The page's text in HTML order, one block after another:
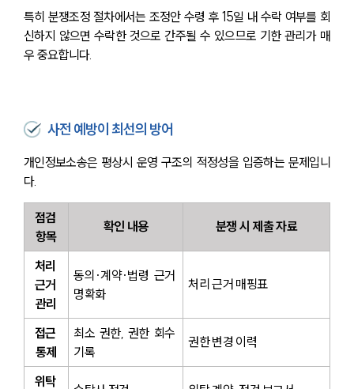
특히 분쟁조정 절차에서는 조정안 수령 후 15일 내 수락 여부를 회
신하지 않으면 수락한 것으로 간주될 수 있으므로 기한 관리가 매
우 중요합니다.
사전 예방이 최선의 방어
개인정보소송은 평상시 운영 구조의 적정성을 입증하는 문제입니
다.
점검
항목
확인 내용 분쟁 시 제출 자료
처리
근거
관리
동의·계약·법령 근거
명확화
처리 근거 매핑표
접근
통제
최소 권한, 권한 회수
기록
권한 변경 이력
위탁